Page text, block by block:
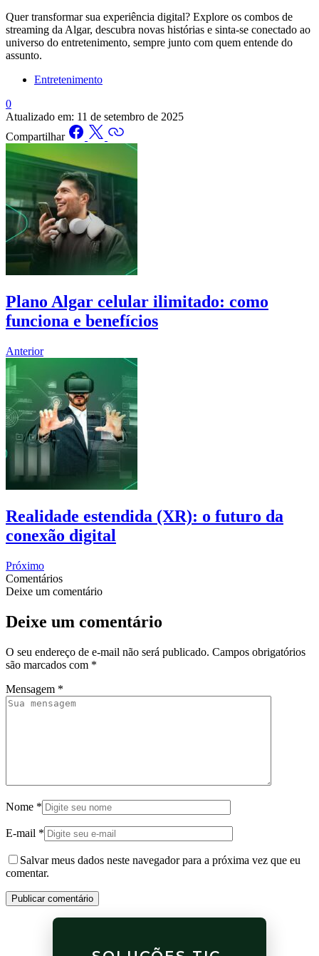
Quer transformar sua experiência digital? Explore os combos de
streaming da Algar, descubra novas histórias e sinta-se conectado ao
universo do entretenimento, sempre junto com quem entende do
assunto.
Entretenimento
0
Atualizado em: 11 de setembro de 2025
Compartilhar
Plano Algar celular ilimitado: como
funciona e benefícios
Anterior
Realidade estendida (XR): o futuro da
conexão digital
Próximo
Comentários
Deixe um comentário
Deixe um comentário
O seu endereço de e-mail não será publicado. Campos obrigatórios
são marcados com *
Mensagem *
Nome *
E-mail *
Salvar meus dados neste navegador para a próxima vez que eu
comentar.
Publicar comentário